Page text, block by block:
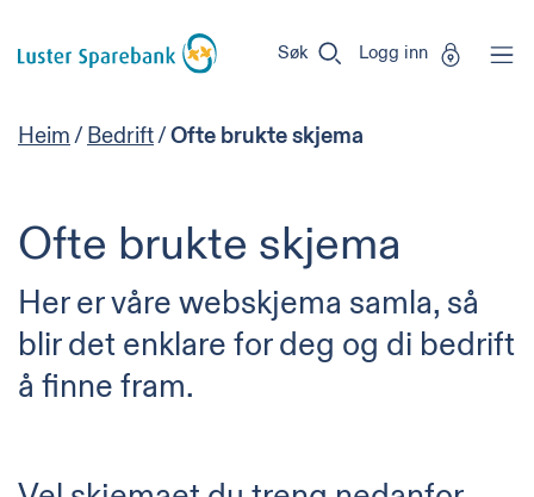
Sparebank
Søk Logg inn
Heim/ Bedrift/Ofte brukte skjema
Ofte brukte skjema
Her er våre webskjema samla, så
blir det enklare for deg og di bedrift
å finne fram.
er
Miljøfyrtårn-